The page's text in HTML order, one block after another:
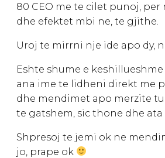
80 CEO me te cilet punoj,
dhe efektet mbi ne, te gjithe.
Uroj te mirrni nje ide apo dy,
Eshte shume e
ana ime te lidheni direkt me
dhe mendimet apo merzite
te gatshem, sic thone dhe
Shpresoj te jemi ok ne
jo, prape ok